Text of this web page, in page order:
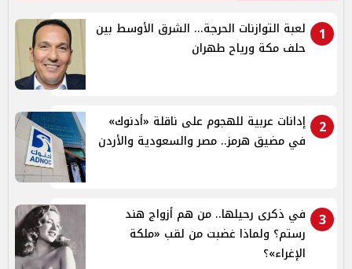
1
لعبة التوازنات الحرجة... الشرق الأوسط بين
حلف مكة ورياح طهران
2
إدانات عربية للهجوم على ناقلة «أدنوك»
في مضيق هرمز.. مصر والسعودية والأردن
3
في ذكرى رحيلها.. من هم أزواج هند
رستم؟ ولماذا غضبت من لقب «ملكة
الإغراء»؟